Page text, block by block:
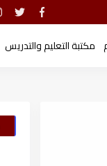
مكتبة التعليم والتدريس